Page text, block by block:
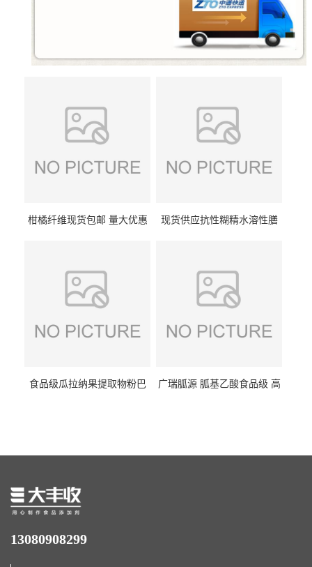
柑橘纤维现货包邮 量大优惠
现货供应抗性糊精水溶性膳
食品级瓜拉纳果提取物粉巴
广瑞胍源 胍基乙酸食品级 高
13080908299